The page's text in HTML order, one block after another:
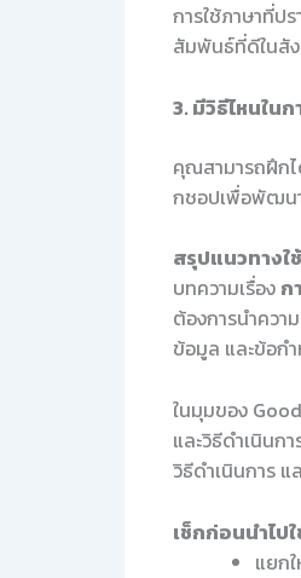
การใช้ภาษาที่ป
สัมพันธ์ที่ดีในสั
3. มีวิธีไหนใน
คุณสามารถฝึกไ
กชอปเพื่อพัฒน
สรุปแนวทางใ
บทความเรื่อง ก
ต้องการนำควา
ข้อมูล และข้อก
ในมุมของ
และวิธีดำเนินก
วิธีดำเนินการ
เช็กก่อนนำไป
แยก